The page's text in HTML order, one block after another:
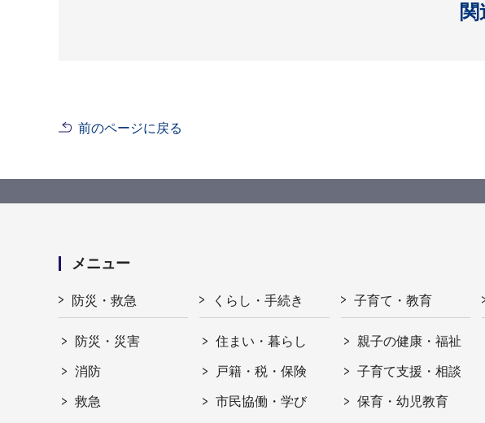
前のページに戻る
メニュー
防災・救急
防災・災害
消防
救急
くらし・手続き
住まい・暮らし
戸籍・税・保険
市民協働・学び
子育て・教育
親子の健康・福祉
子育て支援・相談
保育・幼児教育